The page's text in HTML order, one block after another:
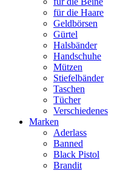
für die Haare
Geldbörsen
Gürtel
Halsbänder
Handschuhe
Mützen
Stiefelbänder
Taschen
Tücher
Verschiedenes
Marken
Aderlass
Banned
Black Pistol
Brandit